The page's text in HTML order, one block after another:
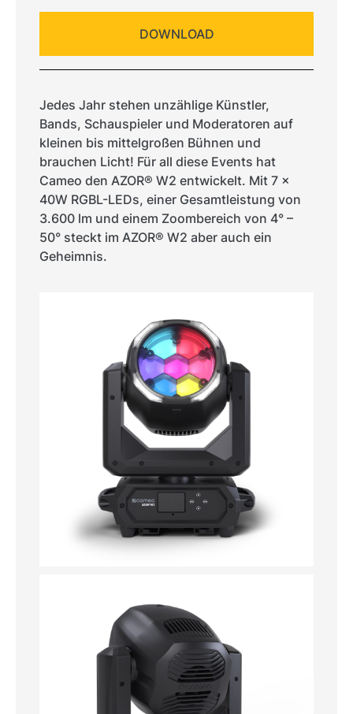
DOWNLOAD
Jedes Jahr stehen unzählige Künstler,
Bands, Schauspieler und Moderatoren auf
kleinen bis mittelgroßen Bühnen und
brauchen Licht! Für all diese Events hat
Cameo den AZOR® W2 entwickelt. Mit 7 x
40W RGBL-LEDs, einer Gesamtleistung von
3.600 lm und einem Zoombereich von 4° –
50° steckt im AZOR® W2 aber auch ein
Geheimnis.